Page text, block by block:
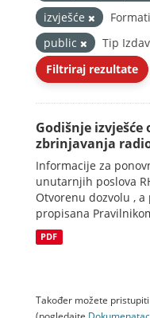
izvješće
public
Tip
Filtriraj rezultate
Godišnje
zbrinjavanja
Informacije za
unutarnjih poslova
Otvorenu dozvolu ,
propisana
PDF
Također možete